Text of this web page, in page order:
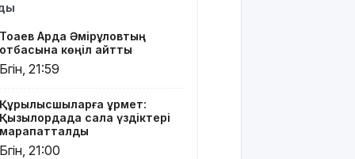
түсті
Президент
Солтүстік
Қазақстан
90
жылдығымен
құттықтады
Тоқаев Ардақ Әмірқұловтың
отбасына көңіл айтты
Бүгін, 21:59
Құрылысшыларға құрмет:
Қызылордада сала үздіктері
марапатталды
Бүгін, 21:00